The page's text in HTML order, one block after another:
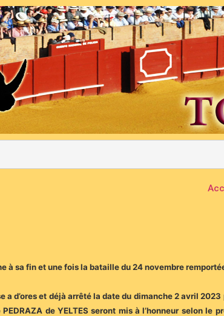
à sa fin et une fois la bataille du 24 novembre
a d’ores et déjà arrêté la date du dimanche 2 avril
de YELTES seront mis à l’honneur selon